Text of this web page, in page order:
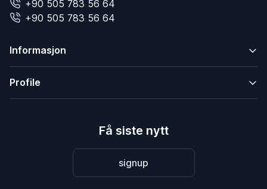
+90 505 783 56 64
+90 505 783 56 64
Informasjon
Profile
Få siste nytt
signup